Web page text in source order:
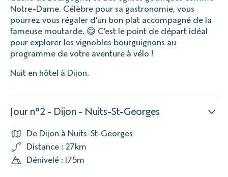
Notre-Dame. Célèbre pour sa gastronomie, vous
pourrez vous régaler d’un bon plat accompagné de la
fameuse moutarde. 😋 C’est le point de départ idéal
pour explorer les vignobles bourguignons au
programme de votre aventure à vélo !
Nuit en hôtel à Dijon.
Jour n°2 - Dijon - Nuits-St-Georges
De Dijon à Nuits-St-Georges
Distance : 27km
Dénivelé : 175m